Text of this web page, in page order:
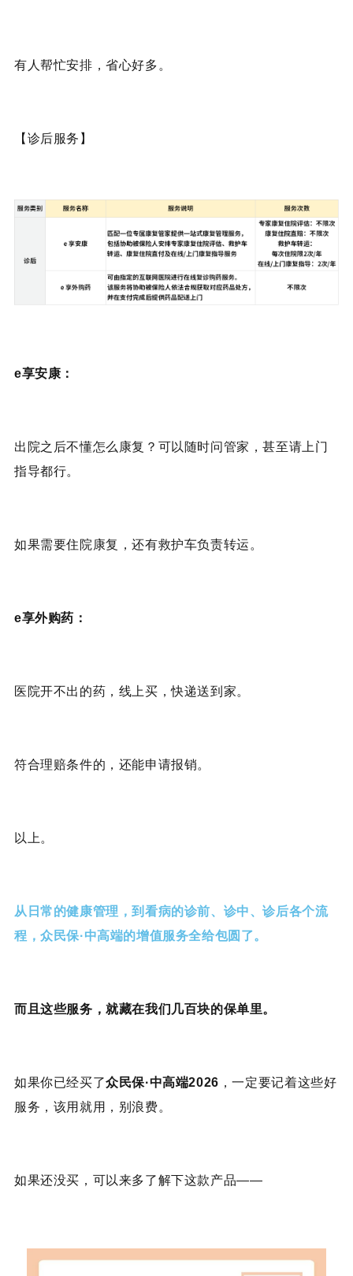
有人帮忙安排，省心好多。
【诊后服务】
e享安康：
出院之后不懂怎么康复？可以随时问管家，甚至请上门
指导都行。
如果需要住院康复，还有救护车负责转运。
e享外购药：
医院开不出的药，线上买，快递送到家。
符合理赔条件的，还能申请报销。
以上。
从日常的健康管理，到看病的诊前、诊中、诊后各个流
程，众民保·中高端的增值服务全给包圆了。
而且这些服务，就藏在我们几百块的保单里。
如果你已经买了众民保·中高端2026 ，一定要记着这些好
服务，该用就用，别浪费。
如果还没买，可以来多了解下这款产品——